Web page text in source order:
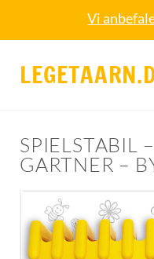
Vi
SPIELSTABIL
GARTNER –